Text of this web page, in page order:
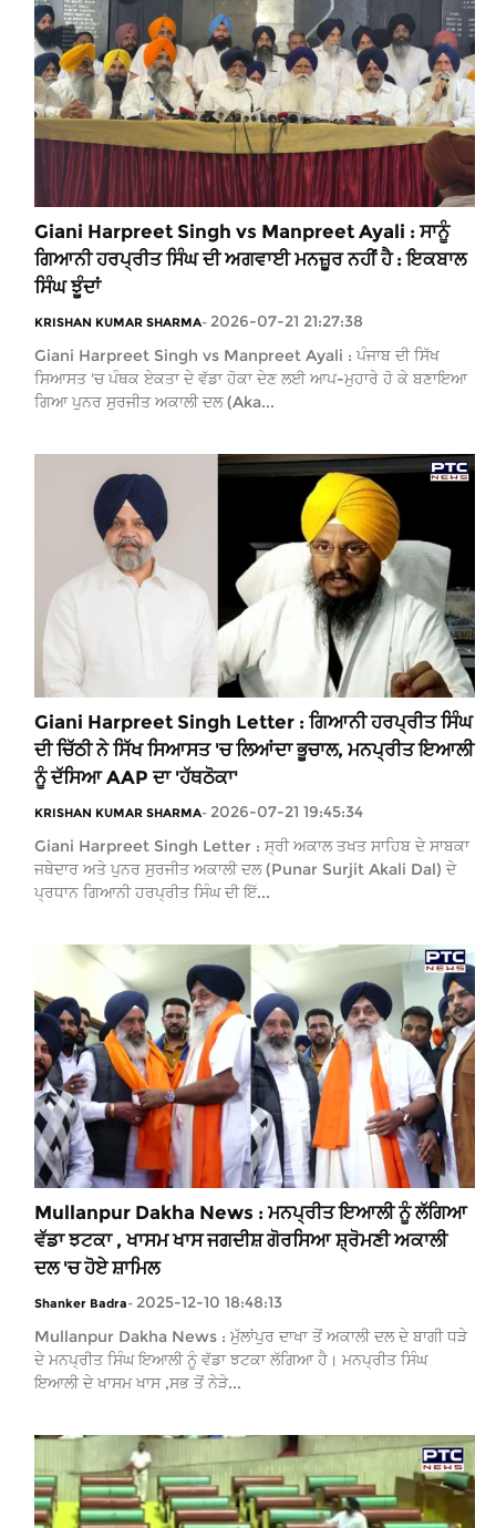
Giani Harpreet Singh vs Manpreet Ayali : ਸਾਨੂੰ
ਗਿਆਨੀ ਹਰਪ੍ਰੀਤ ਸਿੰਘ ਦੀ ਅਗਵਾਈ ਮਨਜ਼ੂਰ ਨਹੀਂ ਹੈ : ਇਕਬਾਲ
ਸਿੰਘ ਝੂੰਦਾਂ
KRISHAN KUMAR SHARMA- 2026-07-21 21:27:38
Giani Harpreet Singh vs Manpreet Ayali : ਪੰਜਾਬ ਦੀ ਸਿੱਖ
ਸਿਆਸਤ 'ਚ ਪੰਥਕ ਏਕਤਾ ਦੇ ਵੱਡਾ ਹੋਕਾ ਦੇਣ ਲਈ ਆਪ-ਮੁਹਾਰੇ ਹੋ ਕੇ ਬਣਾਇਆ
ਗਿਆ ਪੁਨਰ ਸੁਰਜੀਤ ਅਕਾਲੀ ਦਲ (Aka...
Giani Harpreet Singh Letter : ਗਿਆਨੀ ਹਰਪ੍ਰੀਤ ਸਿੰਘ
ਦੀ ਚਿੱਠੀ ਨੇ ਸਿੱਖ ਸਿਆਸਤ 'ਚ ਲਿਆਂਦਾ ਭੂਚਾਲ, ਮਨਪ੍ਰੀਤ ਇਆਲੀ
ਨੂੰ ਦੱਸਿਆ AAP ਦਾ 'ਹੱਥਠੋਕਾ'
KRISHAN KUMAR SHARMA- 2026-07-21 19:45:34
Giani Harpreet Singh Letter : ਸ੍ਰੀ ਅਕਾਲ ਤਖਤ ਸਾਹਿਬ ਦੇ ਸਾਬਕਾ
ਜਥੇਦਾਰ ਅਤੇ ਪੁਨਰ ਸੁਰਜੀਤ ਅਕਾਲੀ ਦਲ (Punar Surjit Akali Dal) ਦੇ
ਪ੍ਰਧਾਨ ਗਿਆਨੀ ਹਰਪ੍ਰੀਤ ਸਿੰਘ ਦੀ ਇੱ...
Mullanpur Dakha News : ਮਨਪ੍ਰੀਤ ਇਆਲੀ ਨੂੰ ਲੱਗਿਆ
ਵੱਡਾ ਝਟਕਾ , ਖਾਸਮ ਖਾਸ ਜਗਦੀਸ਼ ਗੋਰਸਿਆ ਸ਼੍ਰੋਮਣੀ ਅਕਾਲੀ
ਦਲ 'ਚ ਹੋਏ ਸ਼ਾਮਿਲ
Shanker Badra- 2025-12-10 18:48:13
Mullanpur Dakha News : ਮੁੱਲਾਂਪੁਰ ਦਾਖਾ ਤੋਂ ਅਕਾਲੀ ਦਲ ਦੇ ਬਾਗੀ ਧੜੇ
ਦੇ ਮਨਪ੍ਰੀਤ ਸਿੰਘ ਇਆਲੀ ਨੂੰ ਵੱਡਾ ਝਟਕਾ ਲੱਗਿਆ ਹੈ। ਮਨਪ੍ਰੀਤ ਸਿੰਘ
ਇਆਲੀ ਦੇ ਖਾਸਮ ਖਾਸ ,ਸਭ ਤੋਂ ਨੇੜੇ...